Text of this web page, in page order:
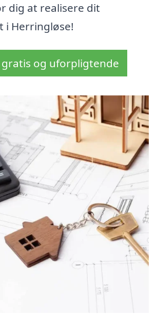
dig at realisere dit
i Herringløse!
gratis og uforpligtende